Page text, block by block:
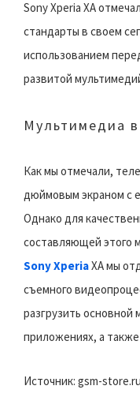
Sony Xperia XA
стандарты в своем
использованием
развитой
Мультимедиа
Как мы отмечали,
дюймовым экраном с
Однако для
составляющей этого
Sony XperiaXA мы
съемного
разгрузить основной
приложениях, а
Источник: gsm-store.ru